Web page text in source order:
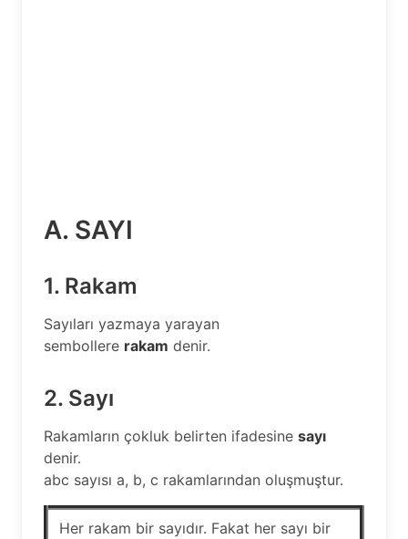
A. SAYI
1. Rakam
Sayıları yazmaya yarayan
sembollere rakam denir.
2. Sayı
Rakamların çokluk belirten ifadesine sayı
denir.
abc sayısı a, b, c rakamlarından oluşmuştur.
Her rakam bir sayıdır. Fakat her sayı bir